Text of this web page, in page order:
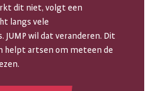
dit niet, volgt een
langs vele
JUMP wil dat veranderen. Dit
artsen om meteen de